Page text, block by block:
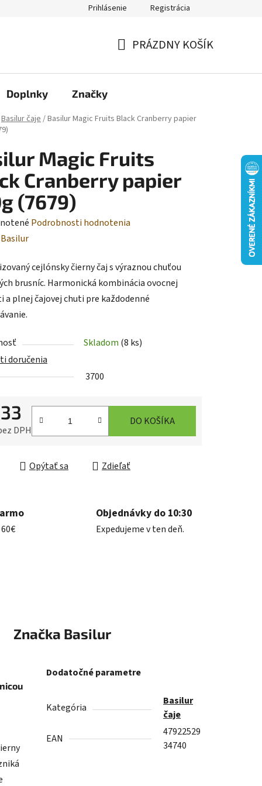
Prihlásenie Registrácia
PRÁZDNY KOŠÍK
Doplnky Značky
Basilur čaje/Basilur Magic Fruits Black Cranberry papier
Magic Fruits
Cranberry papier
(7679)
Podrobnosti hodnotenia
Basilur
cejlónsky čierny čaj s výraznou chuťou
brusníc. Harmonická kombinácia ovocnej
a plnej čajovej chuti pre každodenné
Skladom (8 ks)
doručenia
3700
DPH
DO KOŠÍKA
Opýtať sa Zdieľať
Objednávky do 10:30
Expedujeme v ten deň.
Značka Basilur
Dodatočné parametre
Kategória
Basilur
čaje
EAN
47922529
34740